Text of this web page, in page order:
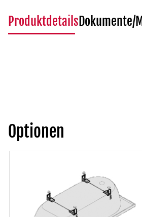
ProduktdetailsDokumente/
Optionen